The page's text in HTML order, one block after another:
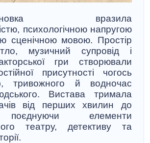
вразила
психологічною напругою
сценічною мовою. Простір
музичний супровід і
гри створювали
присутності чогось
тривожного й водночас
Вистава тримала
від перших хвилин до
елементи
театру, детективу та